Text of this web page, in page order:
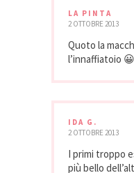
LA PINTA
2 OTTOBRE 2013
Quoto la
l’innaffiatoio
IDA G.
2 OTTOBRE 2013
I primi troppo
più bello